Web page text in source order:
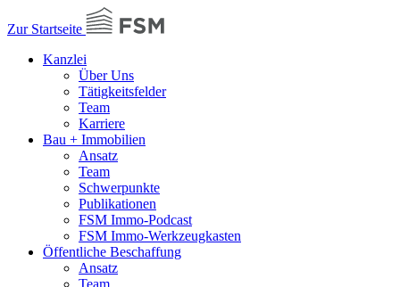
Zur Startseite
Kanzlei
Über Uns
Tätigkeitsfelder
Team
Karriere
Bau + Immobilien
Ansatz
Team
Schwerpunkte
Publikationen
FSM Immo-Podcast
FSM Immo-Werkzeugkasten
Öffentliche Beschaffung
Ansatz
Team